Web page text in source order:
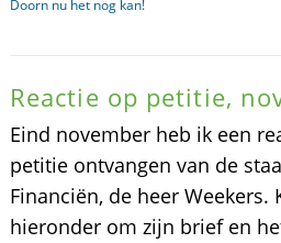
Doorn nu het nog kan!
Reactie op petitie,
Eind november heb ik een
petitie ontvangen van de
Financiën, de heer Weekers.
hieronder om zijn brief en